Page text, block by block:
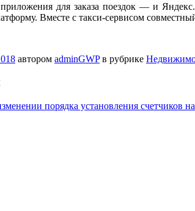
для заказа поездок — и
Вместе с такси-сервисом
автором adminGWPв рубрике
порядка установления счетчиков на